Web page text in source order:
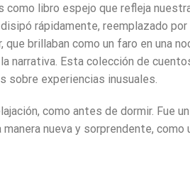
como libro espejo que refleja
rápidamente, reemplazado por
brillaban como un faro en una
narrativa. Esta colección de
sobre experiencias inusuales.
como antes de dormir. Fue un
nueva y sorprendente, como